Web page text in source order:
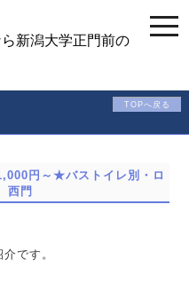
新潟大学正門前の
TOPへ戻る
円～★バストイレ別・ロ
西門
です。